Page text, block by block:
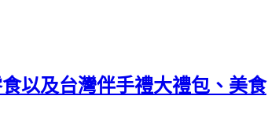
以及台灣伴手禮大禮包、美食